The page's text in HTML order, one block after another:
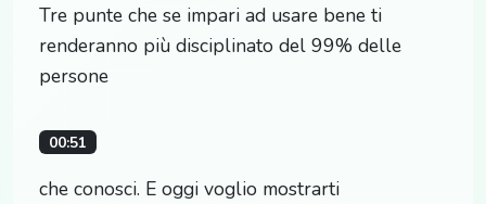
Tre punte che se impari ad usare bene ti
renderanno più disciplinato del 99% delle
persone
00:51
che conosci. E oggi voglio mostrarti